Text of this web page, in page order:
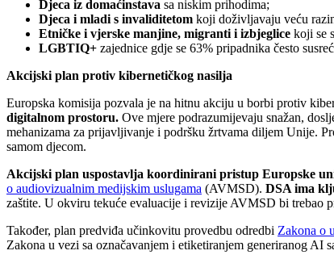
Djeca iz domaćinstava sa niskim prihodima;
Djeca i mladi s invaliditetom koji doživljavaju veću
Etničke i vjerske manjine, migranti i izbjeglice koji se
LGBTIQ+ zajednice gdje se 63% pripadnika često
Akcijski plan protiv kibernetičkog nasilja
Europska komisija pozvala je na hitnu akciju u borbi protiv
digitalnom prostoru. Ove mjere podrazumijevaju snažan,
mehanizama za prijavljivanje i podršku žrtvama diljem Unije.
samom djecom.
Akcijski plan uspostavlja koordinirani pristup Europske
o audiovizualnim medijskim uslugama (AVMSD). DSA ima
zaštite. U okviru tekuće evaluacije i revizije AVMSD bi trebao
Također, plan predviđa učinkovitu provedbu odredbi Zakona o
Zakona u vezi sa označavanjem i etiketiranjem generiranog AI